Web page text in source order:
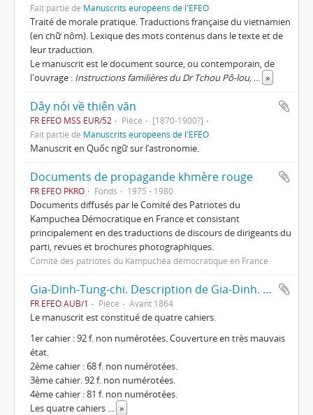
Fait partie de Manuscrits européens de l'EFEO
Traité de morale pratique. Traductions française du vietnamien
(en chữ nôm). Lexique des mots contenus dans le texte et de
leur traduction.
Le manuscrit est le document source, ou contemporain, de
l'ouvrage : Instructions familières du Dr Tchou Pô-lou, ... »
Dây nói về thiên văn
FR EFEO MSS EUR/52 Pièce
[1870-1900?]
Fait partie de Manuscrits européens de l'EFEO
Manuscrit en Quốc ngữ sur l’astronomie.
Documents de propagande khmère rouge
FR EFEO PKRO Fonds 1975 - 1980
Documents diffusés par le Comité des Patriotes du
Kampuchea Démocratique en France et consistant
principalement en des traductions de discours de dirigeants du
parti, revues et brochures photographiques.
Comité des patriotes du Kampuchéa démocratique en France
Gia-Dinh-Tung-chi. Description de Gia-Dinh. Basse-Cochinchine.
FR EFEO AUB/1 Pièce Avant 1864
Le manuscrit est constitué de quatre cahiers.
1er cahier : 92 f. non numérotées. Couverture en très mauvais
état.
2ème cahier : 68 f. non numérotées.
3ème cahier. 92 f. non numérotées.
4ème cahier : 81 f. non numérotées.
Les quatre cahiers ... »